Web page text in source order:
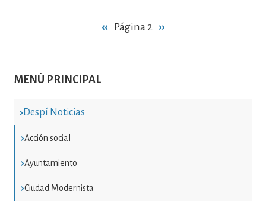
MENÚ PRINCIPAL
Despí Noticias
Acción social
Ayuntamiento
Ciudad Modernista
Página
‹‹ Página 2 Siguiente
››